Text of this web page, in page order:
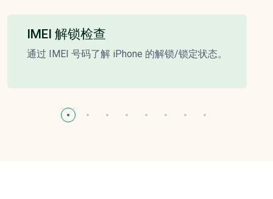
IMEI 解锁检查
通过 IMEI 号码了解 iPhone 的解锁/锁定状态。